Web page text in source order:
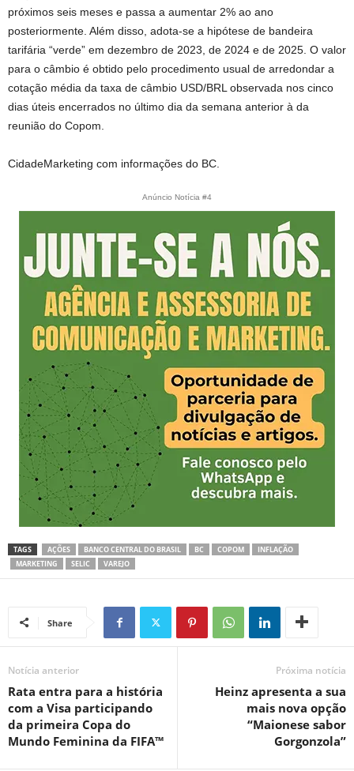
próximos seis meses e passa a aumentar 2% ao ano
posteriormente. Além disso, adota-se a hipótese de bandeira
tarifária “verde” em dezembro de 2023, de 2024 e de 2025. O valor
para o câmbio é obtido pelo procedimento usual de arredondar a
cotação média da taxa de câmbio USD/BRL observada nos cinco
dias úteis encerrados no último dia da semana anterior à da
reunião do Copom.
CidadeMarketing com informações do BC.
Anúncio Notícia #4
TAGS AÇÕES BANCO CENTRAL DO BRASIL BC COPOM
INFLAÇÃO
MARKETING
SELIC VAREJO
Share
Notícia anterior
Rata entra para a história
com a Visa participando
da primeira Copa do
Mundo Feminina da FIFA™
Próxima notícia
Heinz apresenta a sua
mais nova opção
“Maionese sabor
Gorgonzola”